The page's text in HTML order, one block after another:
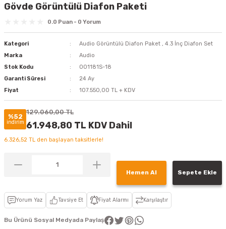
Gövde Görüntülü Diafon Paketi
0.0 Puan - 0 Yorum
Kategori Audio Görüntülü Diafon Paket , 4.3 İnç Diafon Set
Marka
Audio
Stok Kodu
001181S-18
Garanti Süresi
24 Ay
Fiyat
107.550,00 TL + KDV
%52
indirim
129.060,00 TL
61.948,80 TL KDV Dahil
6.326,52 TL den başlayan taksitlerle!
Hemen Al Sepete Ekle
Yorum Yaz Tavsiye Et Fiyat Alarmı Karşılaştır
Bu Ürünü Sosyal Medyada Paylaş